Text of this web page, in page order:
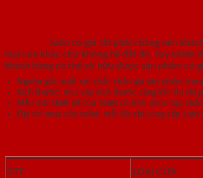
luôn có giá rất phải chăng nên
loại cửa khác chứ không hề đắt đỏ. Tuy
khách hàng có thể sở hữu được sản phẩm có
Nguồn gốc xuất xứ: chắc chắn giá sản phẩm
Kích thước: như vậy kích thước càng lớn thì chi
Mẫu mã: thiết kế cửa toilet có tính phức tạp
Địa chỉ mua cửa toilet: mỗi địa chỉ cung cấp
STT LOẠI CỬA